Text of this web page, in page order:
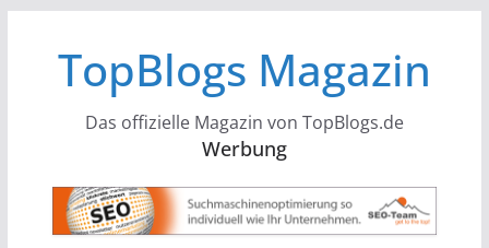
springenTopBlogs Magazin
Das offizielle Magazin von TopBlogs.de
Werbung